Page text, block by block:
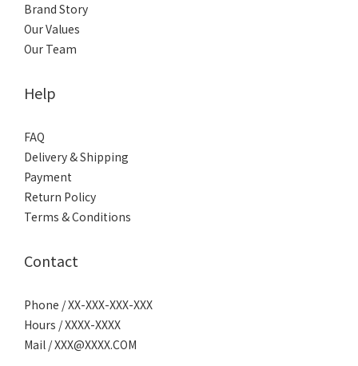
Brand Story
Our Values
Our Team
Help
FAQ
Delivery & Shipping
Payment
Return Policy
Terms & Conditions
Contact
Phone / XX-XXX-XXX-XXX
Hours / XXXX-XXXX
Mail / XXX@XXXX.COM